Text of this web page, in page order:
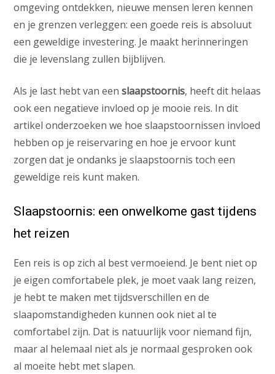
omgeving ontdekken, nieuwe mensen leren kennen
en je grenzen verleggen: een goede reis is absoluut
een geweldige investering. Je maakt herinneringen
die je levenslang zullen bijblijven.
Als je last hebt van eenslaapstoornis, heeft dit helaas
ook een negatieve invloed op je mooie reis. In dit
artikel onderzoeken we hoe slaapstoornissen invloed
hebben op je reiservaring en hoe je ervoor kunt
zorgen dat je ondanks je slaapstoornis toch een
geweldige reis kunt maken.
Slaapstoornis: een onwelkome gast tijdens
het reizen
Een reis is op zich al best vermoeiend. Je bent niet op
je eigen comfortabele plek, je moet vaak lang reizen,
je hebt te maken met tijdsverschillen en de
slaapomstandigheden kunnen ook niet al te
comfortabel zijn. Dat is natuurlijk voor niemand fijn,
maar al helemaal niet als je normaal gesproken ook
al moeite hebt met slapen.